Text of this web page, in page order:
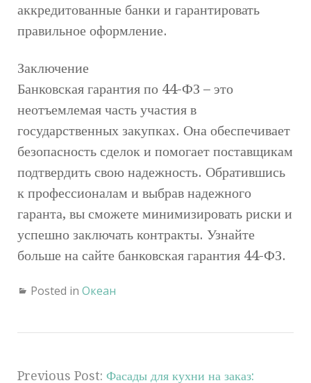
аккредитованные банки и гарантировать
правильное оформление.
Заключение
Банковская гарантия по 44-ФЗ – это
неотъемлемая часть участия в
государственных закупках. Она обеспечивает
безопасность сделок и помогает поставщикам
подтвердить свою надежность. Обратившись
к профессионалам и выбрав надежного
гаранта, вы сможете минимизировать риски и
успешно заключать контракты. Узнайте
больше на сайте банковская гарантия 44-ФЗ.
Posted in Океан
Previous Post: Фасады для кухни на заказ: